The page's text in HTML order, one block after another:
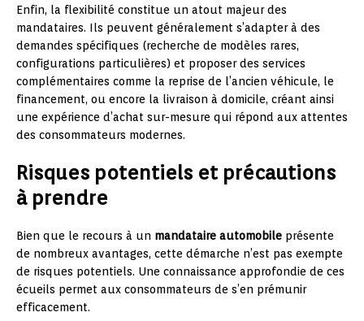
Enfin, la flexibilité constitue un atout majeur des
mandataires. Ils peuvent généralement s’adapter à des
demandes spécifiques (recherche de modèles rares,
configurations particulières) et proposer des services
complémentaires comme la reprise de l’ancien véhicule, le
financement, ou encore la livraison à domicile, créant ainsi
une expérience d’achat sur-mesure qui répond aux attentes
des consommateurs modernes.
Risques potentiels et précautions
à prendre
Bien que le recours à un mandataire automobile présente
de nombreux avantages, cette démarche n’est pas exempte
de risques potentiels. Une connaissance approfondie de ces
écueils permet aux consommateurs de s’en prémunir
efficacement.